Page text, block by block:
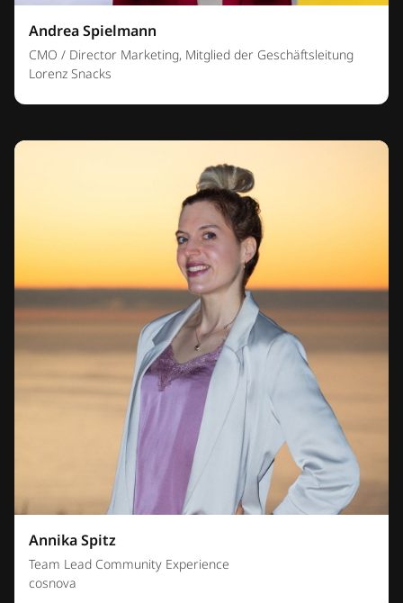
Andrea Spielmann
CMO / Director Marketing, Mitglied der Geschäftsleitung
Lorenz Snacks
Annika Spitz
Team Lead Community Experience
cosnova